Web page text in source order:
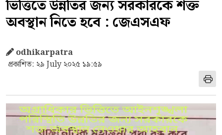
ভিত্তিতে উন্নতির জন্য সরকারকে শক্ত
অবস্থান নিতে হবে : জেএসএফ
odhikarpatra
প্রকাশিত: ২৯ July ২০২৫ ১৯:৫৯